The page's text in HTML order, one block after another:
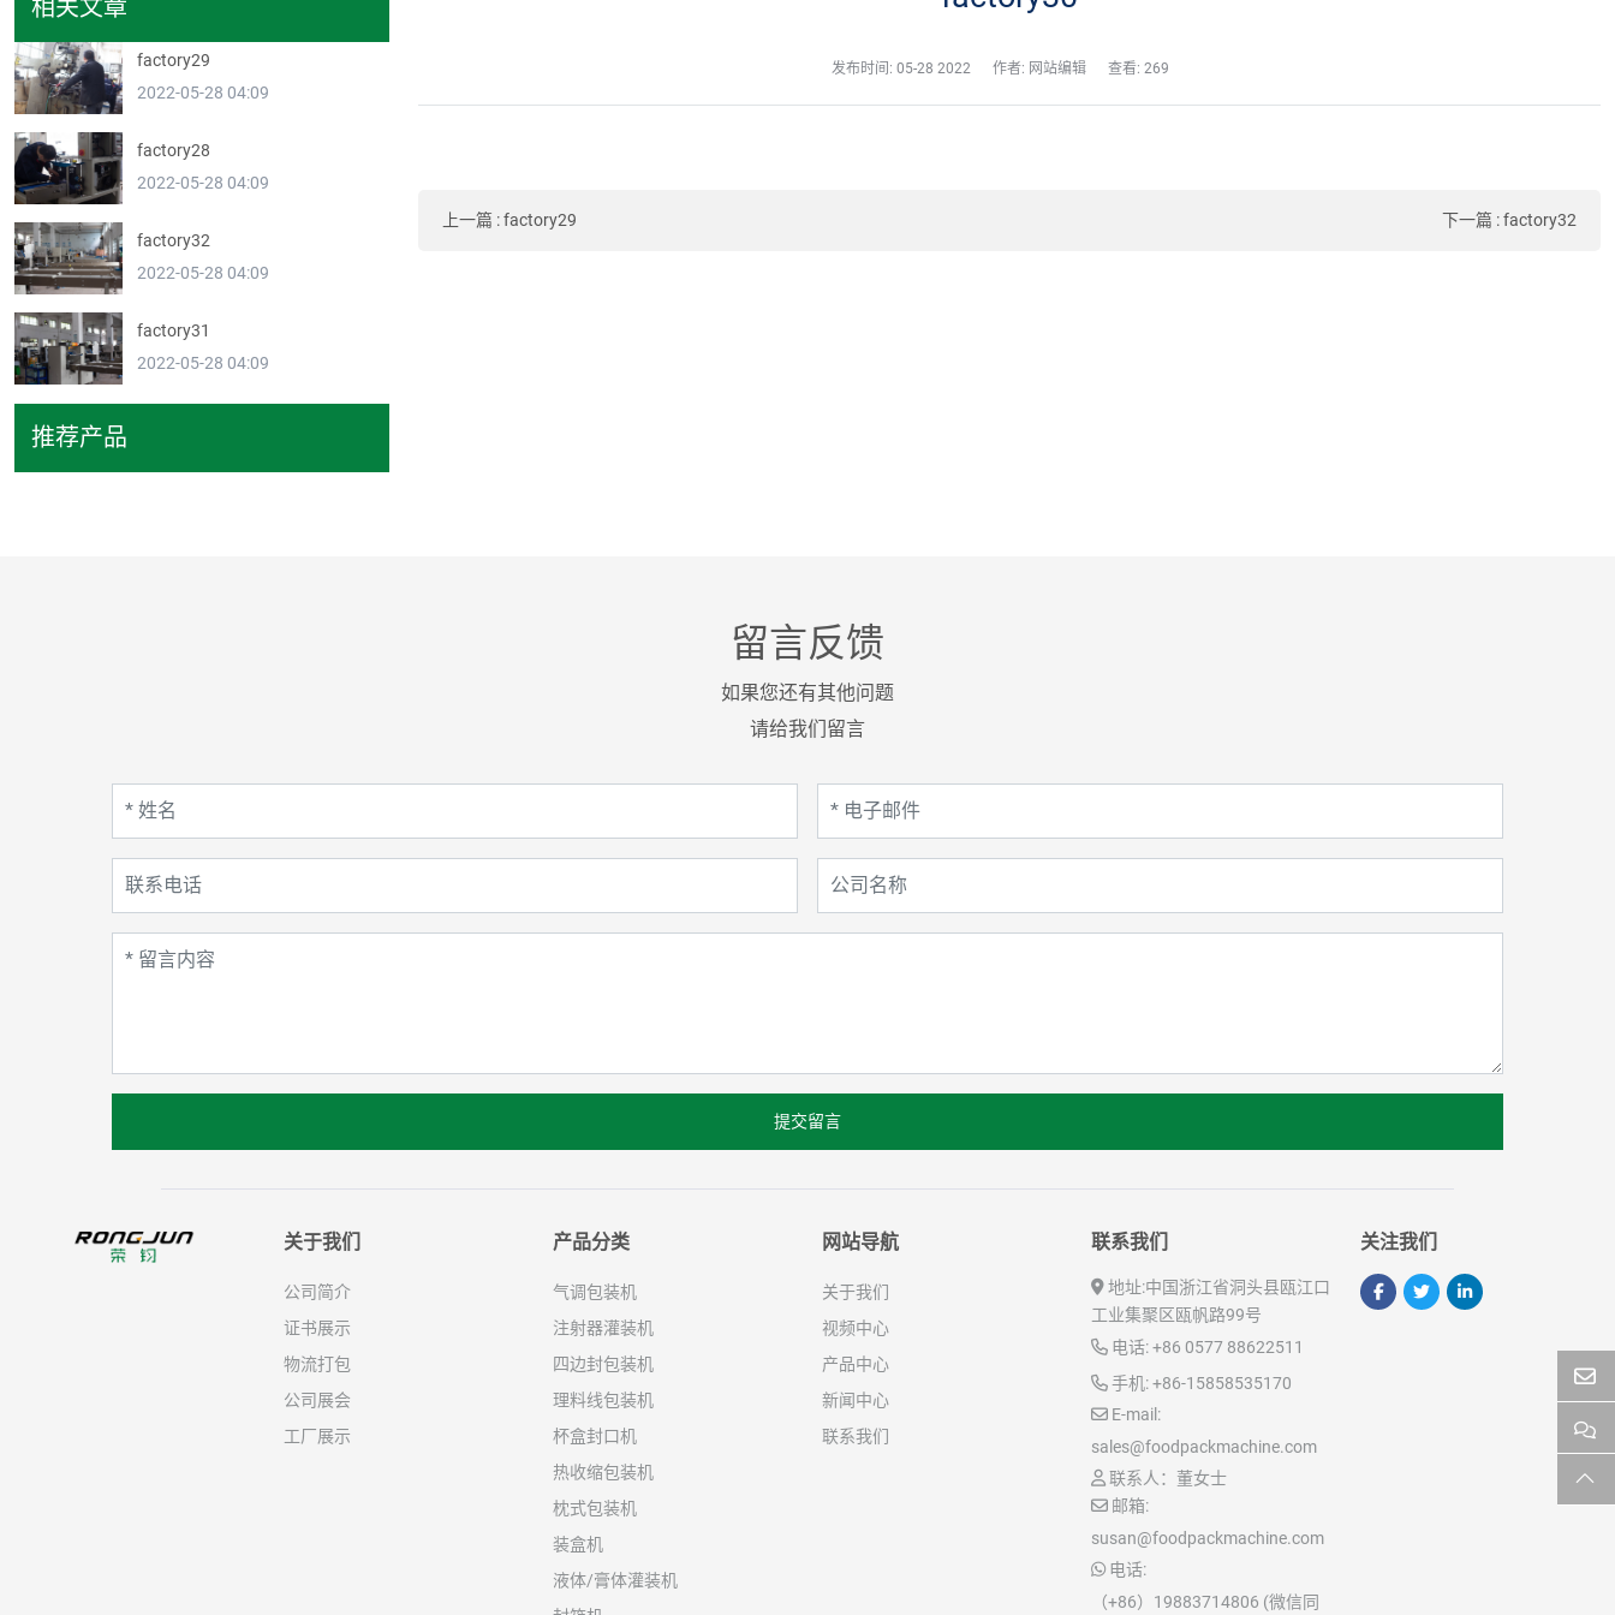
发布时间: 05-28 2022 作者: 网站编辑 查看: 269
上一篇 :factory29 下一篇 :factory32
相关文章
factory29
2022-05-28 04:09
factory28
2022-05-28 04:09
factory32
2022-05-28 04:09
factory31
2022-05-28 04:09
推荐产品
留言反馈
如果您还有其他问题
请给我们留言
提交留言
关于我们
公司简介
证书展示
物流打包
公司展会
工厂展示
产品分类
气调包装机
注射器灌装机
四边封包装机
理料线包装机
杯盒封口机
热收缩包装机
枕式包装机
装盒机
液体/膏体灌装机
网站导航
关于我们
视频中心
产品中心
新闻中心
联系我们
联系我们
地址:中国浙江省洞头县瓯江口
工业集聚区瓯帆路99号
电话:+86 0577 88622511
手机:+86-15858535170
E-mail:
sales@foodpackmachine.com
联系人：董女士
邮箱:
susan@foodpackmachine.com
电话:
（+86）19883714806 (微信同
关注我们